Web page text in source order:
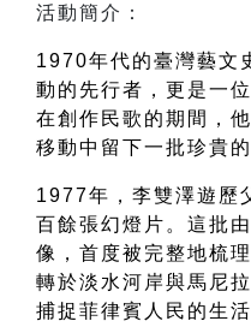
活動簡介：
1970年代的臺灣藝文
動的先行者，更是一
在創作民歌的期間，
移動中留下一批珍貴的
1977年，李雙澤遊歷
百餘張幻燈片。這批
像，首度被完整地梳
轉於淡水河岸與馬尼
捕捉菲律賓人民的生